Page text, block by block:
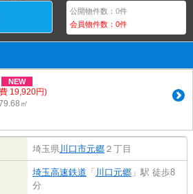
公開物件数：0件
会員物件数：0件
NEW
19,920円)
㎡
埼玉県川口市元郷 ２丁目
埼玉高速鉄道 「 川口元郷 」駅 徒歩8
分